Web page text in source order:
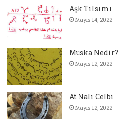
Aşk Tılsımı
Mayıs 14, 2022
Muska Nedir?
Mayıs 12, 2022
At Nalı Celbi
Mayıs 12, 2022